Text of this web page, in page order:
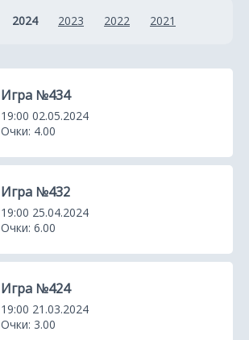
2024 2023 2022 2021
Игра №434
19:00 02.05.2024
Очки: 4.00
Игра №432
19:00 25.04.2024
Очки: 6.00
Игра №424
19:00 21.03.2024
Очки: 3.00